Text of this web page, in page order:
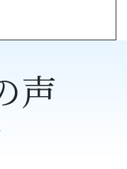
声